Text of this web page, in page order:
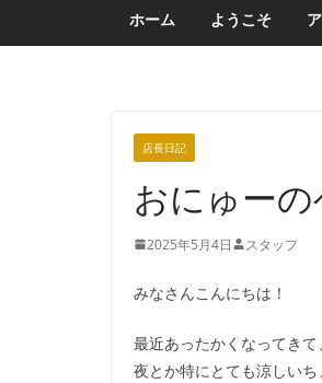
ホーム ようこそ
店長日記
おにゅーの
2025年5月4日 スタッフ
みなさんこんにちは！
最近あったかくなってき
夜とか特にとても涼しい